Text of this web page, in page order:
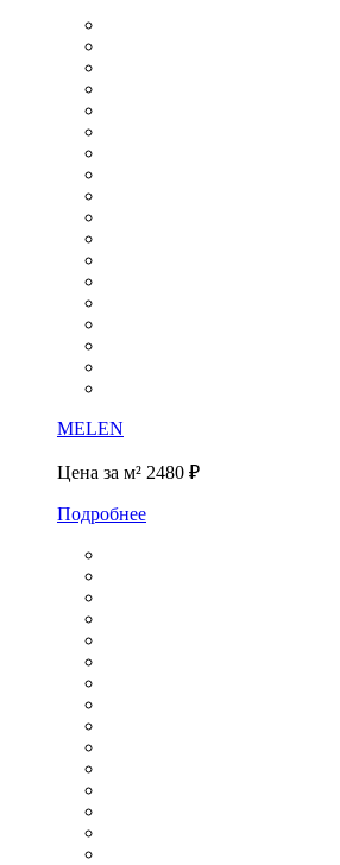
MELEN
Цена за м² 2480 ₽
Подробнее